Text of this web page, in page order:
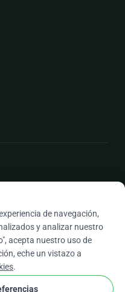
reseñas
de navegación,
y analizar nuestro
acepta nuestro uso de
eche un vistazo a
.